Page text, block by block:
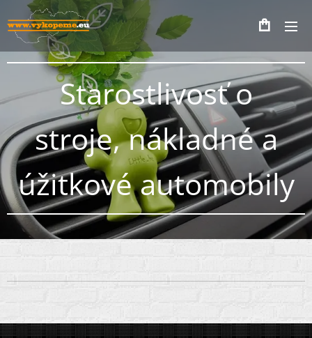
Starostlivosť o
stroje, nákladné a
úžitkové automobily